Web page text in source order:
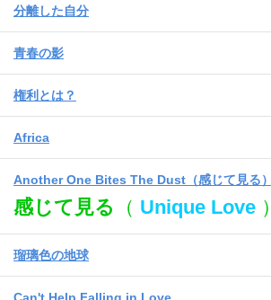
分離した自分
青春の影
権利とは？
Africa
Another One Bites The Dust（感じて見る）
感じて見る （ Unique Love ）
瑠璃色の地球